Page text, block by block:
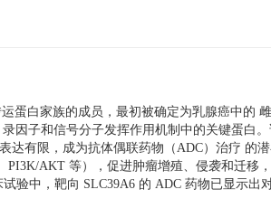
白家族的成员，最初被确定为乳腺癌中的
因子和信号分子发挥作用机制中的关键蛋白
达有限，成为抗体偶联药物（ADC）治疗 的
PI3K/AKT 等），促进肿瘤增殖、侵袭和迁移
验中，靶向 SLC39A6 的 ADC 药物已显示出